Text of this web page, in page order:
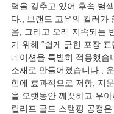
력을 갖추고 있어 후속 별
다., 브랜드 고유의 컬러가
음, 그리고 오래 지속되는
기 위해 “쉽게 긁힌 포장
네이션을 특별히 적용했습
소재로 만들어졌습니다.,
힘에 효과적으로 저항, 지
을 오랫동안 깨끗하고 우아
릴리프 골드 스탬핑 공정